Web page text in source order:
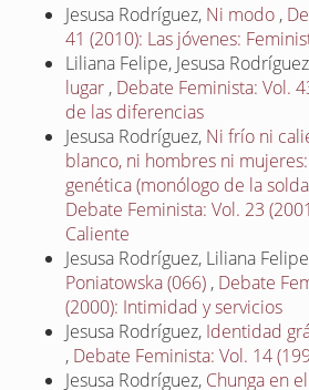
Jesusa Rodríguez, Ni modo ,
41 (2010): Las jóvenes:
Liliana Felipe, Jesusa
lugar , Debate Feminista: Vol.
de las diferencias
Jesusa Rodríguez, Ni frío ni
blanco, ni hombres ni
genética (monólogo de la
Debate Feminista: Vol. 23
Caliente
Jesusa Rodríguez, Liliana
Poniatowska (066) , Debate
(2000): Intimidad y servicios
Jesusa Rodríguez, Identidad
, Debate Feminista: Vol. 14
Jesusa Rodríguez, Chunga en